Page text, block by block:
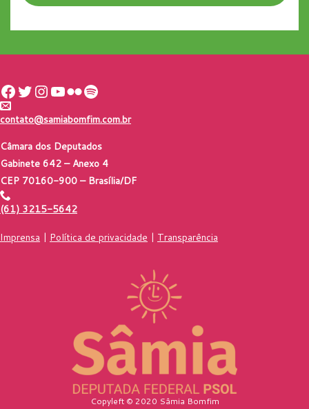
Facebook Twitter Instagram Youtube Flickr Spotify
contato@samiabomfim.com.br
Câmara dos Deputados
Gabinete 642 – Anexo 4
CEP 70160-900 – Brasília/DF
(61) 3215-5642
Imprensa | Política de privacidade | Transparência
Copyleft © 2020 Sâmia Bomfim